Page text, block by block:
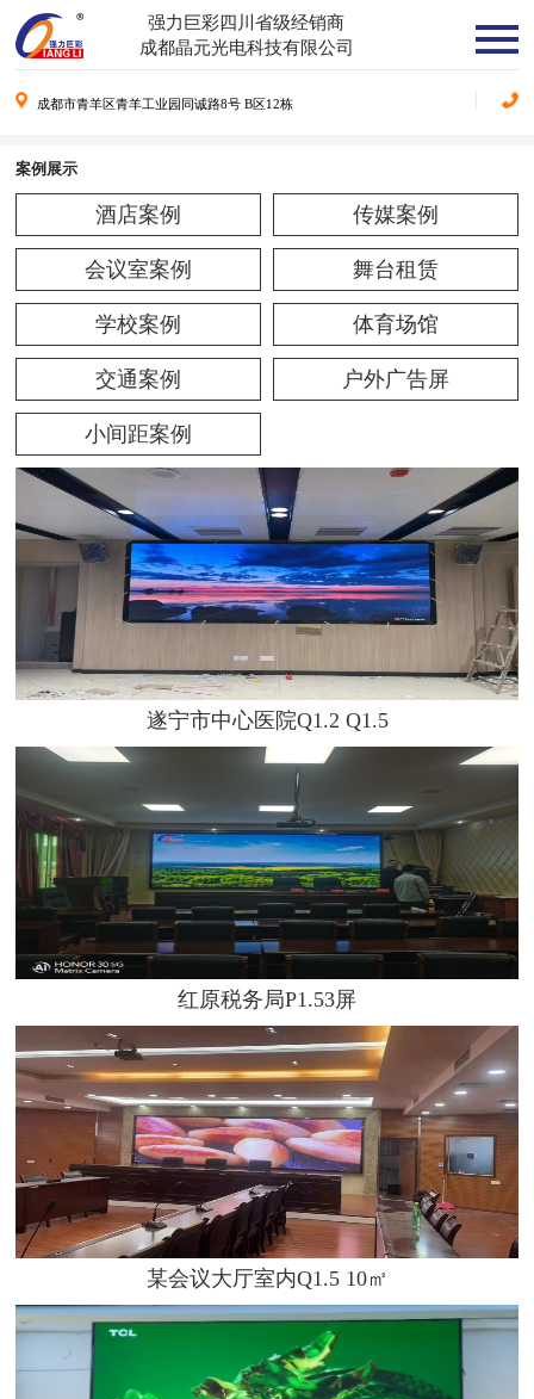
强力巨彩四川省级经销商
成都晶元光电科技有限公司
成都市青羊区青羊工业园同诚路8号 B区12栋
案例展示
酒店案例 传媒案例
会议室案例 舞台租赁
学校案例 体育场馆
交通案例 户外广告屏
小间距案例
遂宁市中心医院Q1.2 Q1.5
红原税务局P1.53屏
某会议大厅室内Q1.5 10㎡